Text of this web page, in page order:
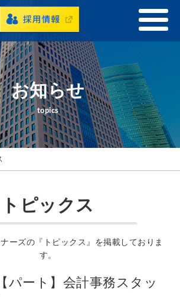
お知らせ
topics
トピックス
ーズの『トピックス』を掲載しておりま
す。
パート】会計事務スタッ